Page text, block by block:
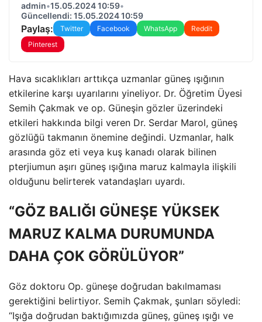
admin•15.05.2024 10:59•
Güncellendi: 15.05.2024 10:59
Paylaş: Twitter Facebook WhatsApp
Reddit
Pinterest
Hava sıcaklıkları arttıkça uzmanlar güneş ışığının
etkilerine karşı uyarılarını yineliyor. Dr. Öğretim Üyesi
Semih Çakmak ve op. Güneşin gözler üzerindeki
etkileri hakkında bilgi veren Dr. Serdar Marol, güneş
gözlüğü takmanın önemine değindi. Uzmanlar, halk
arasında göz eti veya kuş kanadı olarak bilinen
pterjiumun aşırı güneş ışığına maruz kalmayla ilişkili
olduğunu belirterek vatandaşları uyardı.
“GÖZ BALIĞI GÜNEŞE YÜKSEK
MARUZ KALMA DURUMUNDA
DAHA ÇOK GÖRÜLÜYOR”
Göz doktoru Op. güneşe doğrudan bakılmaması
gerektiğini belirtiyor. Semih Çakmak, şunları söyledi:
“Işığa doğrudan baktığımızda güneş, güneş ışığı ve